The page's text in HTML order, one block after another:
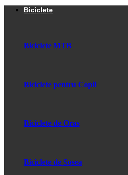
Biciclete
Biciclete MTB
Biciclete pentru Copii
Biciclete de Oras
Biciclete de Sosea